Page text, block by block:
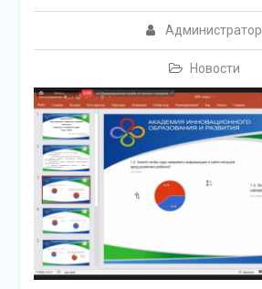
Администратор
Новости